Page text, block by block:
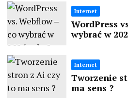
Internet
WordPress
wybrać w
Internet
Tworzenie
ma sens ?